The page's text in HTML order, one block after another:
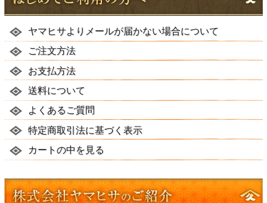
ヤマヒサよりメールが届かない場合について
ご注文方法
お支払方法
送料について
よくあるご質問
特定商取引法に基づく表示
カートの中を見る